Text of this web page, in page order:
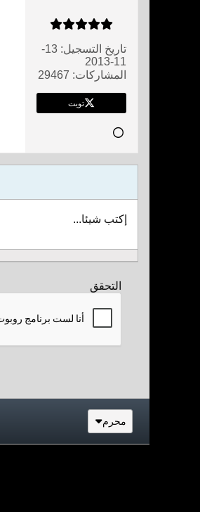
تاريخ التسجيل:
13-
11-2013
المشاركات: 29467
تويت
إكتب شيئا...
التحقق
محرم